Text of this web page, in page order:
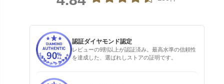
認証ダイヤモンド認定
レビューの9割以上が認証済み。最高水準の信頼性
を達成した、選ばれしストアの証明です。